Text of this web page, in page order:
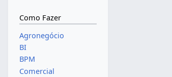
Como Fazer
Agronegócio
BI
BPM
Comercial